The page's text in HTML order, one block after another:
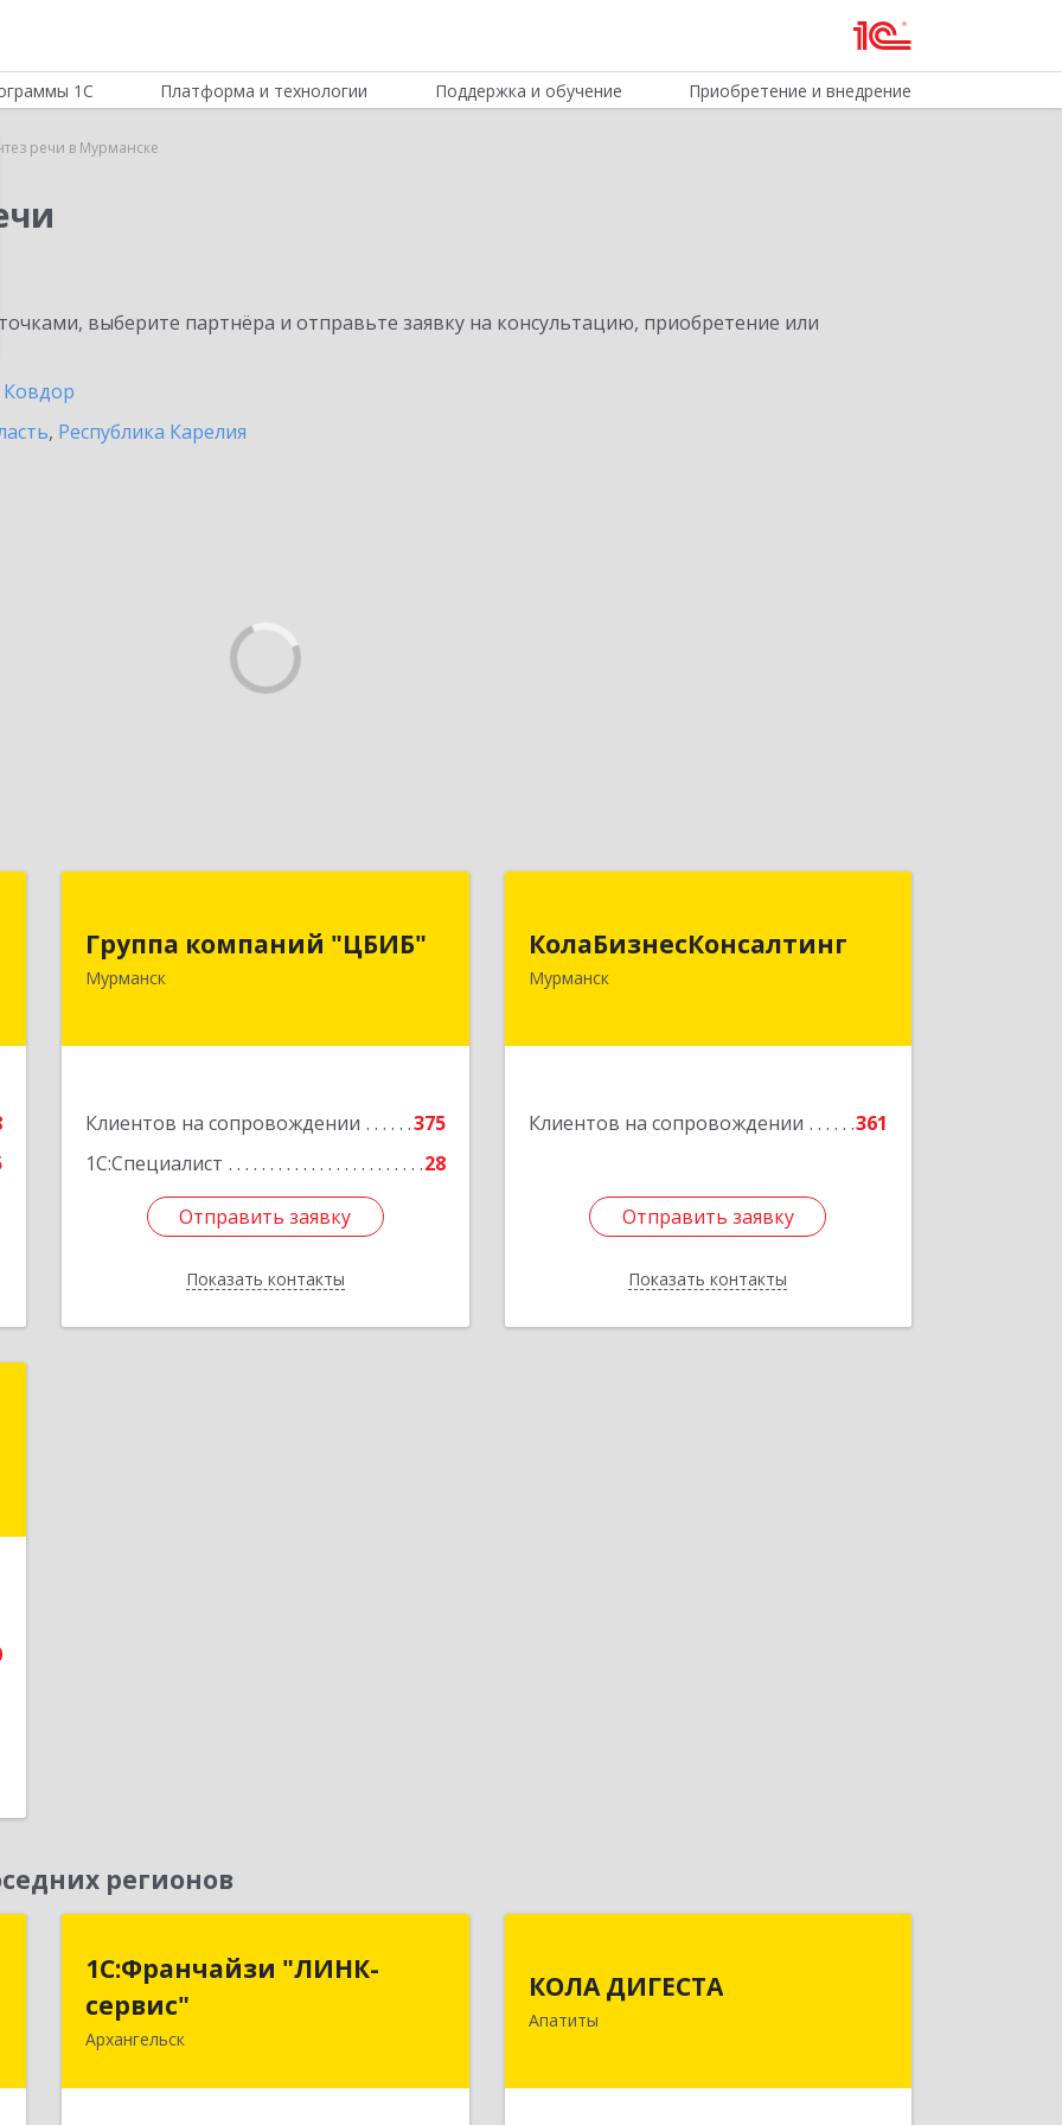
1С Платформа и технологии Поддержка и обучение Приобретение и внедрение
речи в Мурманске
выберите партнёра и отправьте заявку на консультацию, приобретение или
Ковдор
, Республика Карелия
Группа компаний "ЦБИБ"
Мурманск
Клиентов на сопровождении
375
1С:Специалист
28
Отправить заявку
Показать контакты
183010, Мурманская обл, Мурманск г,
Подробнее
Отправить заявку
Назад
КолаБизнесКонсалтинг
Мурманск
Клиентов на сопровождении 361
Отправить заявку
Показать контакты
Подробнее
Отправить заявку
Назад
регионов
1С:Франчайзи "ЛИНК-
сервис"
Архангельск
1С:Франчайзи "ЛИНК-
сервис"
КОЛА ДИГЕСТА
Апатиты
184209, Мурманская обл, Апатиты г,
Подробнее